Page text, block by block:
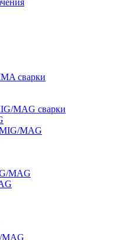
сварки
MAG сварки
MAG
MAG
MAG